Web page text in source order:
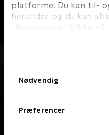
platforme. Du kan til-
herunder, og du kan
tilbage ved at klikke på
Nødvendig
Præferencer
Jagten på Norges
Dokumentar • 1 sæsoner